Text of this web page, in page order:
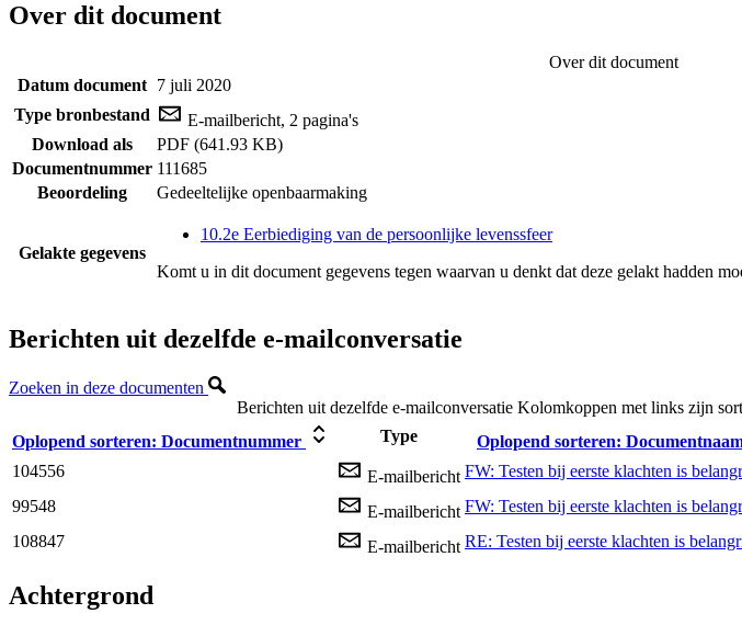
Over dit document
Over dit document
Datum document 7 juli 2020
Type bronbestand
E-mailbericht, 2 pagina's
Download als
PDF (641.93 KB)
Documentnummer 111685
Beoordeling
Gedeeltelijke openbaarmaking
Gelakte gegevens
10.2e Eerbiediging van de persoonlijke levenssfeer
Komt u in dit document gegevens tegen waarvan u denkt dat deze gelakt hadden
Berichten uit dezelfde e-mailconversatie
Zoeken in deze documenten
Berichten uit dezelfde e-mailconversatie Kolomkoppen met links zijn
Oplopend sorteren: Documentnummer Type Oplopend sorteren:
104556
E-mailbericht FW: Testen bij eerste klachten is
99548
E-mailbericht FW: Testen bij eerste klachten is
108847
E-mailbericht RE: Testen bij eerste klachten is
Achtergrond